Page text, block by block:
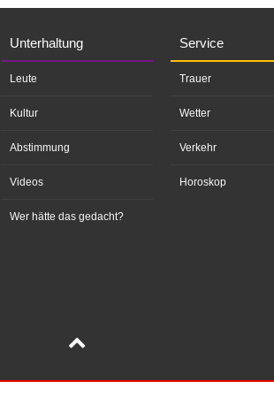
Unterhaltung
Leute
Kultur
Abstimmung
Videos
Wer hätte das gedacht?
Service
Trauer
Wetter
Verkehr
Horoskop